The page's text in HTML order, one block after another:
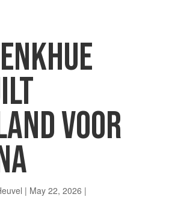
VOOR
| May 22, 2026 |